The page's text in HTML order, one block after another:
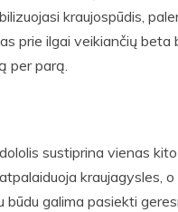
kraujospūdis,
prie ilgai veikiančių
per parą.
sustiprina vienas
kraujagysles,
galima pasiekti